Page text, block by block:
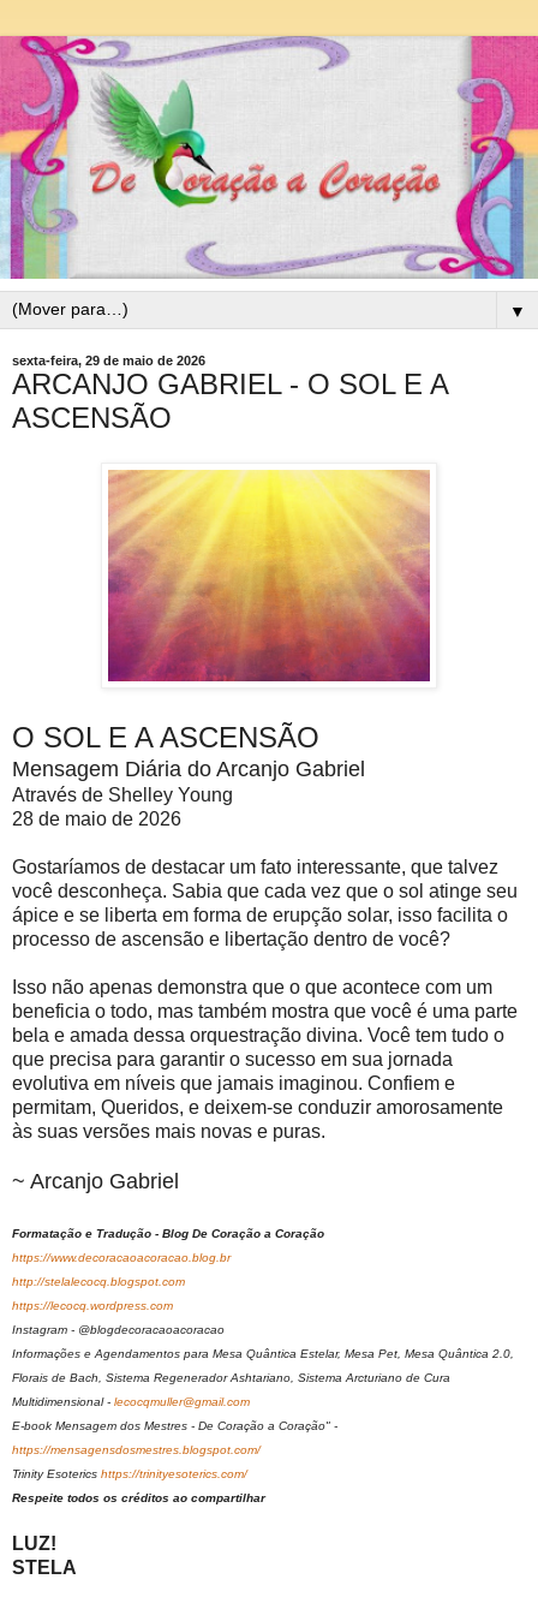
▼
sexta-feira, 29 de maio de 2026
ARCANJO GABRIEL - O SOL E A
ASCENSÃO
O SOL E A ASCENSÃO
Mensagem Diária do Arcanjo Gabriel
Através de Shelley Young
28 de maio de 2026
Gostaríamos de destacar um fato interessante, que talvez
você desconheça. Sabia que cada vez que o sol atinge seu
ápice e se liberta em forma de erupção solar, isso facilita o
processo de ascensão e libertação dentro de você?
Isso não apenas demonstra que o que acontece com um
beneficia o todo, mas também mostra que você é uma parte
bela e amada dessa orquestração divina. Você tem tudo o
que precisa para garantir o sucesso em sua jornada
evolutiva em níveis que jamais imaginou. Confiem e
permitam, Queridos, e deixem-se conduzir amorosamente
às suas versões mais novas e puras.
~ Arcanjo Gabriel
Formatação e Tradução - Blog De Coração a Coração
https://www.decoracaoacoracao.blog.br
http://stelalecocq.blogspot.com
https://lecocq.wordpress.com
Instagram - @blogdecoracaoacoracao
Informações e Agendamentos para Mesa Quântica Estelar, Mesa Pet, Mesa Quântica 2.0,
Florais de Bach, Sistema Regenerador Ashtariano, Sistema Arcturiano de Cura
Multidimensional - lecocqmuller@gmail.com
E-book Mensagem dos Mestres - De Coração a Coração" -
https://mensagensdosmestres.blogspot.com/
Trinity Esoterics https://trinityesoterics.com/
Respeite todos os créditos ao compartilhar
LUZ!
STELA